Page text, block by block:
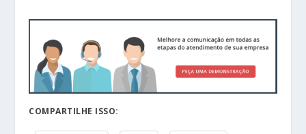
COMPARTILHE ISSO: